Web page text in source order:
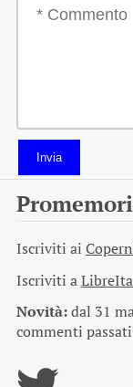
Invia
Iscriviti ai
Iscriviti a
Novità:dal 31
commenti